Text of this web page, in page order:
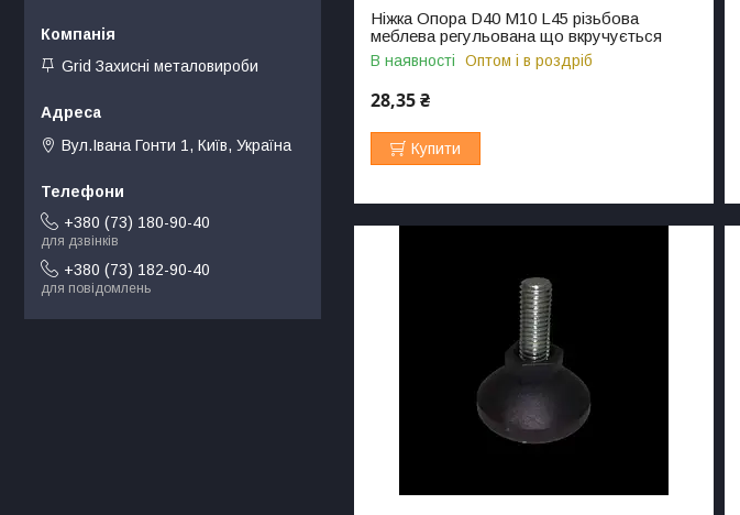
Ніжка Опора D40 M10 L45 різьбова
меблева регульована що вкручується
В наявності Оптом і в роздріб
28,35 ₴
Купити
Grid Захисні металовироби
Вул.Івана Гонти 1, Київ, Україна
+380 (73) 180-90-40
для дзвінків
+380 (73) 182-90-40
для повідомлень